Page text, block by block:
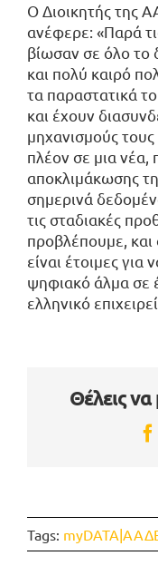
Ο Διοικητής της
ανέφερε: «Παρά
βίωσαν σε όλο το
και πολύ καιρό
τα παραστατικά
και έχουν
μηχανισμούς
πλέον σε μια νέα,
αποκλιμάκωσης
σημερινά
τις σταδιακές
προβλέπουμε, και
είναι έτοιμες για
ψηφιακό άλμα σε
ελληνικό
Θέλεις
Tags: